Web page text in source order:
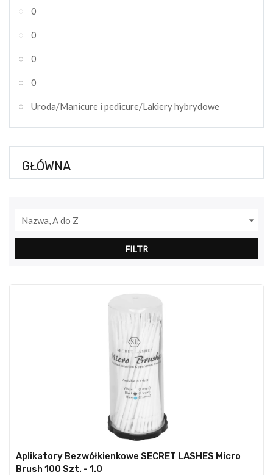
0
0
0
0
Uroda/Manicure i pedicure/Lakiery hybrydowe
GŁÓWNA
Nazwa, A do Z 
FILTR
Aplikatory Bezwółkienkowe SECRET LASHES Micro
Brush 100 Szt. - 1.0